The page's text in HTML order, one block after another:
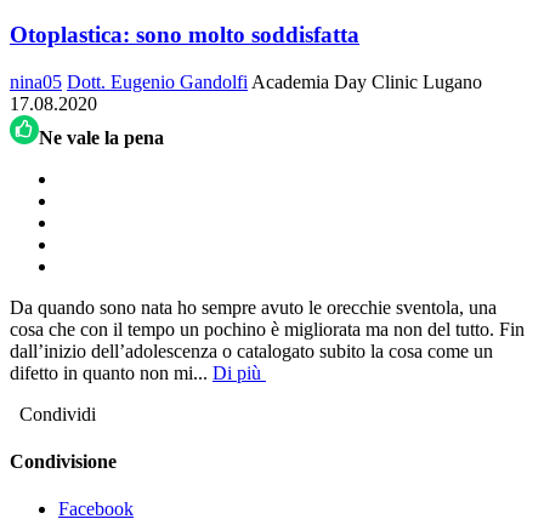
Otoplastica: sono molto soddisfatta
nina05 Dott. Eugenio Gandolfi Academia Day Clinic Lugano
17.08.2020
Ne vale la pena
Da quando sono nata ho sempre avuto le orecchie sventola, una
cosa che con il tempo un pochino è migliorata ma non del tutto. Fin
dall’inizio dell’adolescenza o catalogato subito la cosa come un
difetto in quanto non mi... Di più
Condividi
Condivisione
Facebook